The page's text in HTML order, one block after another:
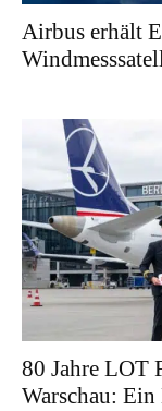
Airbus erhält
80 Jahre LOT
Warschau: